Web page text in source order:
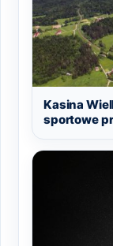
Kasina
sportowe